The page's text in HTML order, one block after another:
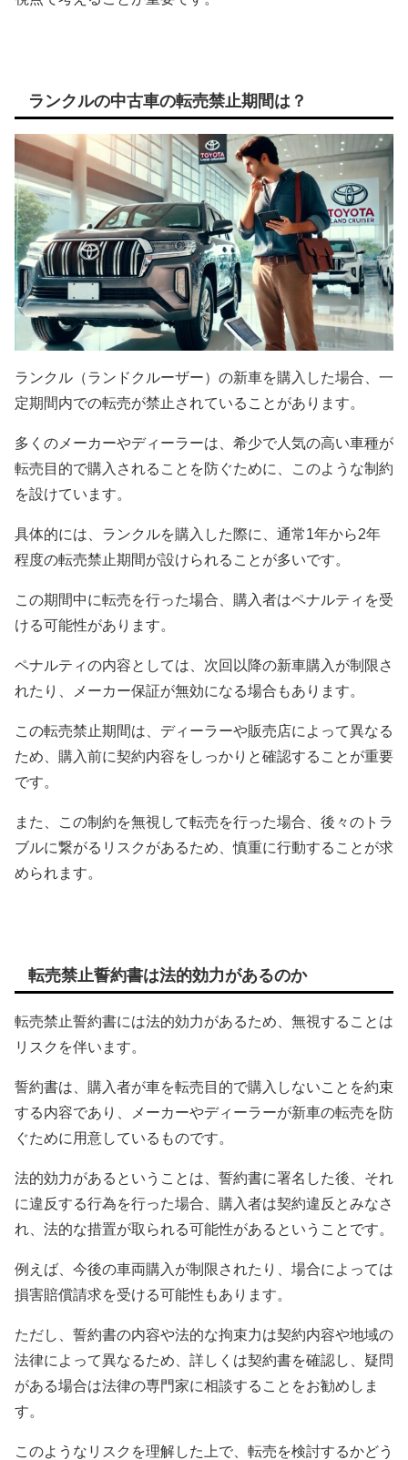
ランクルの中古車の転売禁止期間は？
ランクル（ランドクルーザー）の新車を購入した場合、一
定期間内での転売が禁止されていることがあります。
多くのメーカーやディーラーは、希少で人気の高い車種が
転売目的で購入されることを防ぐために、このような制約
を設けています。
具体的には、ランクルを購入した際に、通常1年から2年
程度の転売禁止期間が設けられることが多いです。
この期間中に転売を行った場合、購入者はペナルティを受
ける可能性があります。
ペナルティの内容としては、次回以降の新車購入が制限さ
れたり、メーカー保証が無効になる場合もあります。
この転売禁止期間は、ディーラーや販売店によって異なる
ため、購入前に契約内容をしっかりと確認することが重要
です。
また、この制約を無視して転売を行った場合、後々のトラ
ブルに繋がるリスクがあるため、慎重に行動することが求
められます。
転売禁止誓約書は法的効力があるのか
転売禁止誓約書には法的効力があるため、無視することは
リスクを伴います。
誓約書は、購入者が車を転売目的で購入しないことを約束
する内容であり、メーカーやディーラーが新車の転売を防
ぐために用意しているものです。
法的効力があるということは、誓約書に署名した後、それ
に違反する行為を行った場合、購入者は契約違反とみなさ
れ、法的な措置が取られる可能性があるということです。
例えば、今後の車両購入が制限されたり、場合によっては
損害賠償請求を受ける可能性もあります。
ただし、誓約書の内容や法的な拘束力は契約内容や地域の
法律によって異なるため、詳しくは契約書を確認し、疑問
がある場合は法律の専門家に相談することをお勧めしま
す。
このようなリスクを理解した上で、転売を検討するかどう